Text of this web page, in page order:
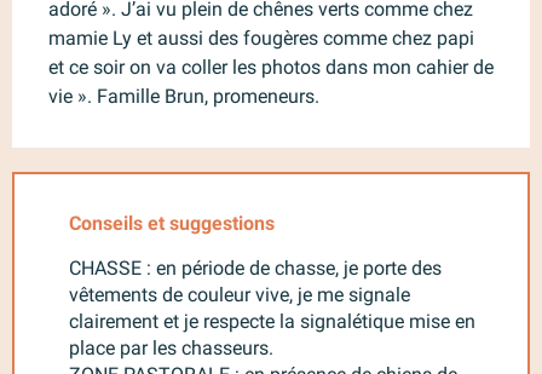
adoré ». J’ai vu plein de chênes verts comme chez
mamie Ly et aussi des fougères comme chez papi
et ce soir on va coller les photos dans mon cahier de
vie ». Famille Brun, promeneurs.
Conseils et suggestions
CHASSE : en période de chasse, je porte des
vêtements de couleur vive, je me signale
clairement et je respecte la signalétique mise en
place par les chasseurs.